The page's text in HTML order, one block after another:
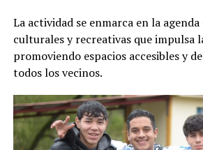
La actividad se enmarca en la
culturales y recreativas que impulsa
promoviendo espacios accesibles y
todos los vecinos.